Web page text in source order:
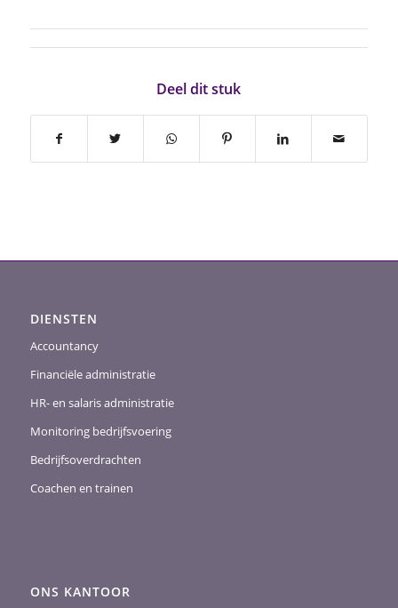
Deel dit stuk
DIENSTEN
Accountancy
Financiële administratie
HR- en salaris administratie
Monitoring bedrijfsvoering
Bedrijfsoverdrachten
Coachen en trainen
ONS KANTOOR